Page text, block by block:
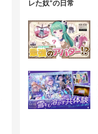
レた奴”の日常